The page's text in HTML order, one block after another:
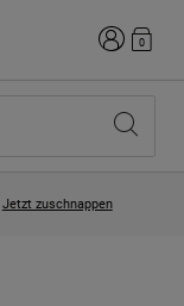
Anmelden
0
Jetzt zuschnappen